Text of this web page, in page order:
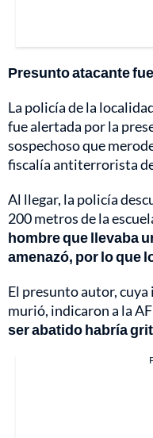
Presunto atacante
La policía de la
fue alertada por la
sospechoso que
fiscalía antiterrorista
Al llegar, la policía
200 metros de la
hombre que llevaba
amenazó, por lo que
El presunto autor,
murió, indicaron a la
ser abatido habría